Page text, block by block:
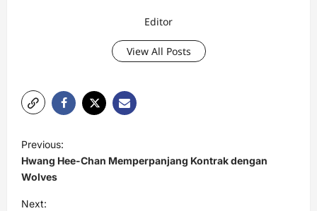
Editor
View All Posts
o
s
t
Previous:
Hwang Hee-Chan Memperpanjang Kontrak dengan
Wolves
Next: